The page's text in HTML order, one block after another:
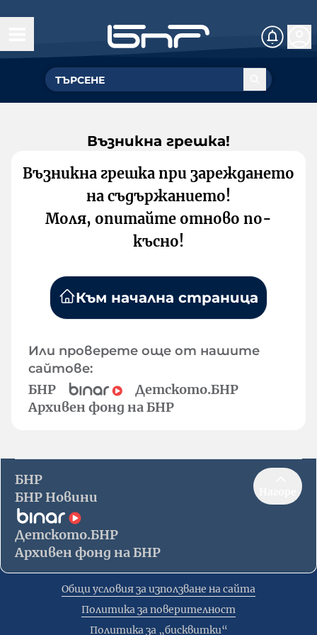
Възникна грешка!
Възникна грешка при зареждането
на съдържанието!
Моля, опитайте отново по-
късно!
Към начална страница
Или проверете още от нашите
сайтове:
БНР
Детското.БНР
Архивен фонд на БНР
БНР
БНР Новини
Детското.БНР
Архивен фонд на БНР
Общи условия за използване на сайта
Политика за поверителност
Политика за „бисквитки“